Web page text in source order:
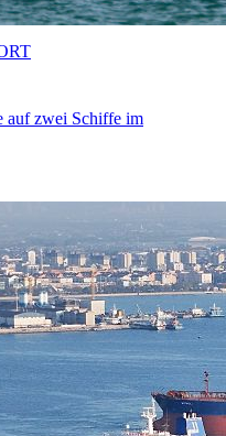
auf zwei Schiffe im